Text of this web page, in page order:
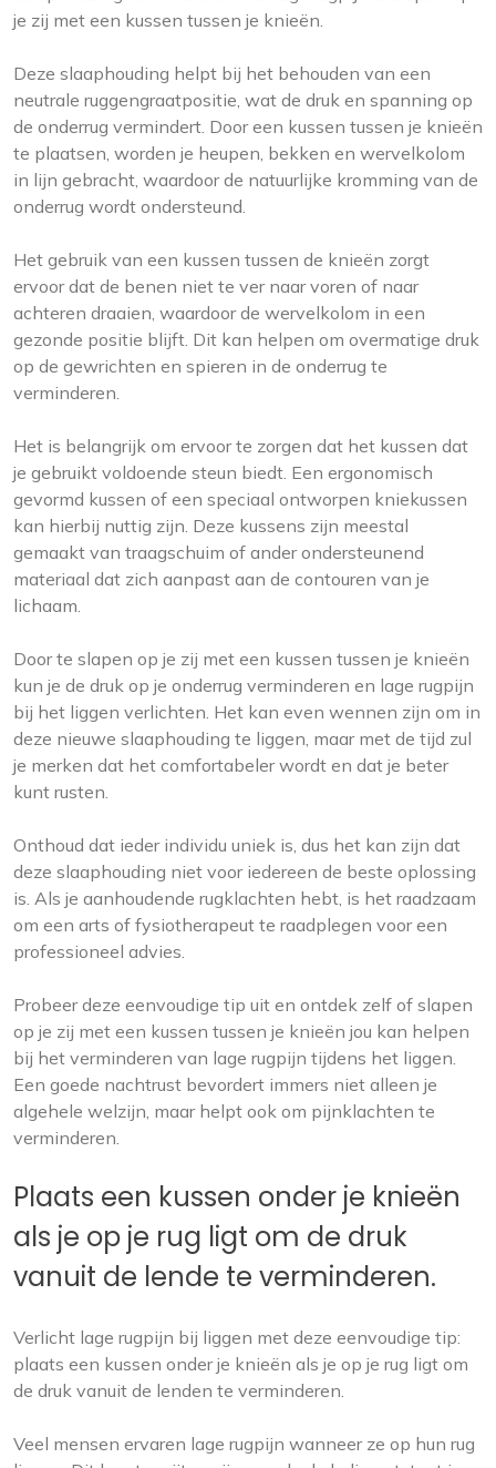
je zij met een kussen tussen je knieën.
Deze slaaphouding helpt bij het behouden van een
neutrale ruggengraatpositie, wat de druk en spanning op
de onderrug vermindert. Door een kussen tussen je knieën
te plaatsen, worden je heupen, bekken en wervelkolom
in lijn gebracht, waardoor de natuurlijke kromming van de
onderrug wordt ondersteund.
Het gebruik van een kussen tussen de knieën zorgt
ervoor dat de benen niet te ver naar voren of naar
achteren draaien, waardoor de wervelkolom in een
gezonde positie blijft. Dit kan helpen om overmatige druk
op de gewrichten en spieren in de onderrug te
verminderen.
Het is belangrijk om ervoor te zorgen dat het kussen dat
je gebruikt voldoende steun biedt. Een ergonomisch
gevormd kussen of een speciaal ontworpen kniekussen
kan hierbij nuttig zijn. Deze kussens zijn meestal
gemaakt van traagschuim of ander ondersteunend
materiaal dat zich aanpast aan de contouren van je
lichaam.
Door te slapen op je zij met een kussen tussen je knieën
kun je de druk op je onderrug verminderen en lage rugpijn
bij het liggen verlichten. Het kan even wennen zijn om in
deze nieuwe slaaphouding te liggen, maar met de tijd zul
je merken dat het comfortabeler wordt en dat je beter
kunt rusten.
Onthoud dat ieder individu uniek is, dus het kan zijn dat
deze slaaphouding niet voor iedereen de beste oplossing
is. Als je aanhoudende rugklachten hebt, is het raadzaam
om een arts of fysiotherapeut te raadplegen voor een
professioneel advies.
Probeer deze eenvoudige tip uit en ontdek zelf of slapen
op je zij met een kussen tussen je knieën jou kan helpen
bij het verminderen van lage rugpijn tijdens het liggen.
Een goede nachtrust bevordert immers niet alleen je
algehele welzijn, maar helpt ook om pijnklachten te
verminderen.
Plaats een kussen onder je knieën
als je op je rug ligt om de druk
vanuit de lende te verminderen.
Verlicht lage rugpijn bij liggen met deze eenvoudige tip:
plaats een kussen onder je knieën als je op je rug ligt om
de druk vanuit de lenden te verminderen.
Veel mensen ervaren lage rugpijn wanneer ze op hun rug